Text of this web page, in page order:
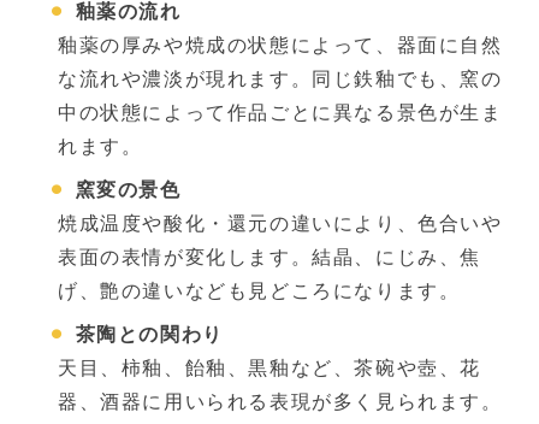
釉薬の流れ
釉薬の厚みや焼成の状態によって、器面に自然
な流れや濃淡が現れます。同じ鉄釉でも、窯の
中の状態によって作品ごとに異なる景色が生ま
れます。
窯変の景色
焼成温度や酸化・還元の違いにより、色合いや
表面の表情が変化します。結晶、にじみ、焦
げ、艶の違いなども見どころになります。
茶陶との関わり
天目、柿釉、飴釉、黒釉など、茶碗や壺、花
器、酒器に用いられる表現が多く見られます。